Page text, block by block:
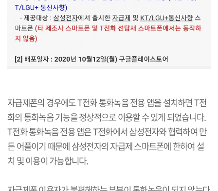
자급제폰의 경우에도T전화 통화녹음 전용 앱을 설치하면T전
화의 통화녹음 기능을 정상적으로 이용할 수 있게 되었습니다.
T전화 통화녹음 전용 앱은T전화에서 삼성전자와 협력하여 만
든 어플이기 때문에 삼성전자의 자급제 스마트폰에 한하여 설
치 및 이용이 가능합니다.